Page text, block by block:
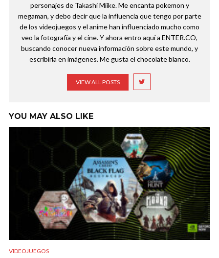
personajes de Takashi Miike. Me encanta pokemon y
megaman, y debo decir que la influencia que tengo por parte
de los videojuegos y el anime han influenciado mucho como
veo la fotografía y el cine. Y ahora entro aquí a ENTER.CO,
buscando conocer nueva información sobre este mundo, y
escribirla en imágenes. Me gusta el chocolate blanco.
VIEW ALL POSTS
YOU MAY ALSO LIKE
VIDEOJUEGOS